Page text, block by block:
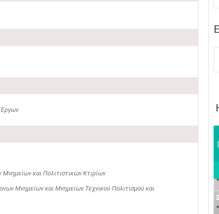
Έργων
και Πολιτιστικών Κτιρίων
Μνημείων και Μνημείων Τεχνικού Πολιτισμού και